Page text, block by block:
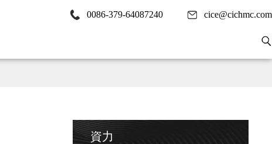
0086-379-64087240 cice@cichmc.com
資力